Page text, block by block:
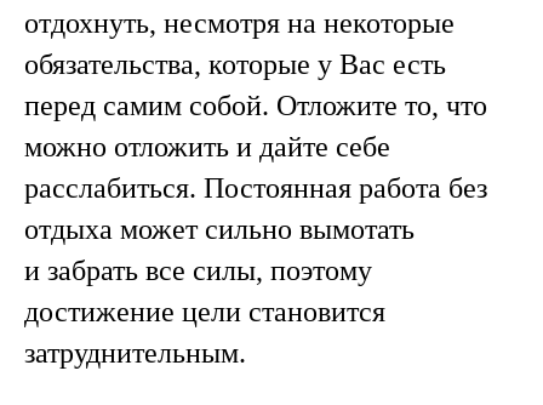
отдохнуть, несмотря на некоторые
обязательства, которые у Вас есть
перед самим собой. Отложите то, что
можно отложить и дайте себе
расслабиться. Постоянная работа без
отдыха может сильно вымотать
и забрать все силы, поэтому
достижение цели становится
затруднительным.